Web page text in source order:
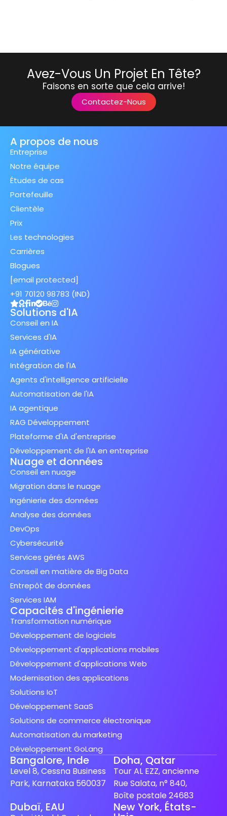
Avez-Vous Un Projet En Tête?
Faisons en sorte que cela arrive!
Contactez-Nous
A propos de nous
Entreprise
Notre équipe
Études de cas
Portefeuille
Clientèle
Prix
Les technologies
Carrières
Blogues
[email protected]
+91 70120 98783 (IND)
Solutions d'IA
Conseil en IA
Services d'IA
IA générative
Intégration de l'IA
Agents d'intelligence artificielle
Automatisation de l'IA
IA agentique
RAG Développement
Plateforme d'IA d'entreprise
Développement de l'IA en entreprise
Nuage et données
Conseil en nuage
Migration dans le nuage
Ingénierie des données
Analyse des données
DevOps
Cybersécurité
Services gérés AWS
Conseil en matière de Big Data
Entrepôt de données
Services IAM
Capacités d'ingénierie
Transformation numérique
Développement de logiciels
Développement d'applications mobiles
Développement d'applications Web
Modernisation des applications
Solutions IoT
Développement SaaS
Solutions de commerce électronique
Automatisation du marketing
Développement GoLang
Bangalore, Inde
Level 8, Cessna Business
Park, Karnataka 560037
Doha, Qatar
Tour AL EZZ, ancienne
Rue Salata, n° 840,
Boîte postale 24683
Dubaï, EAU New York, États-